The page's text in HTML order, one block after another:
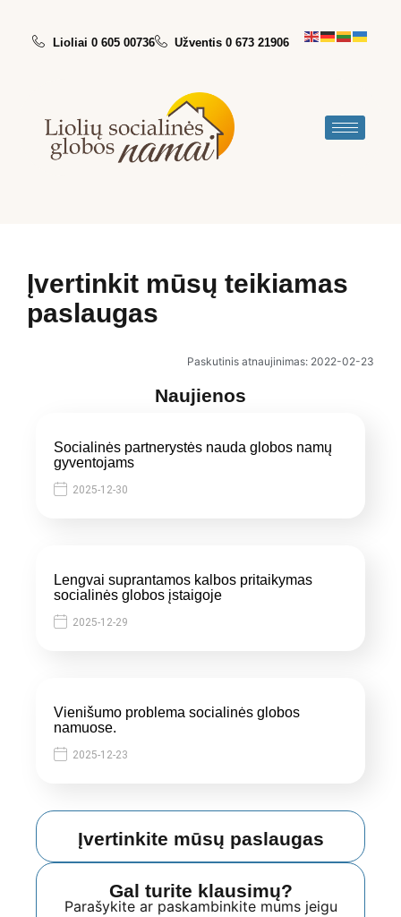
Lioliai 0 605 00736 Užventis 0 673 21906
Įvertinkit mūsų teikiamas
paslaugas
Paskutinis atnaujinimas: 2022-02-23
Naujienos
Socialinės partnerystės nauda globos namų
gyventojams
2025-12-30
Lengvai suprantamos kalbos pritaikymas
socialinės globos įstaigoje
2025-12-29
Vienišumo problema socialinės globos
namuose.
2025-12-23
Įvertinkite mūsų paslaugas
Gal turite klausimų?
Parašykite ar paskambinkite mums jeigu